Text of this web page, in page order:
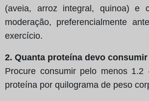
(aveia, arroz integral, quinoa) e
moderação, preferencialmente
exercício.
2. Quanta proteína devo
Procure consumir pelo menos
proteína por quilograma de peso